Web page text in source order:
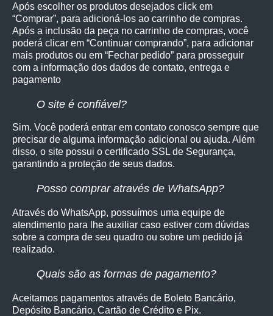
Após escolher os produtos desejados click em
“Comprar”, para adicioná-los ao carrinho de compras.
Após a inclusão da peça no carrinho de compras, você
poderá clicar em “Continuar comprando”, para adicionar
mais produtos ou em “Fechar pedido” para prosseguir
com a informação dos dados de contato, entrega e
pagamento
O site é confiável?
Sim. Você poderá entrar em contato conosco sempre que
precisar de alguma informação adicional ou ajuda. Além
disso, o site possui o certificado SSL de Segurança,
garantindo a proteção de seus dados.
Posso comprar através de WhatsApp?
Através do WhatsApp, possuímos uma equipe de
atendimento para lhe auxiliar caso estiver com dúvidas
sobre a compra de seu quadro ou sobre um pedido já
realizado.
Quais são as formas de pagamento?
Aceitamos pagamentos através de Boleto Bancário,
Depósito Bancário, Cartão de Crédito e Pix.